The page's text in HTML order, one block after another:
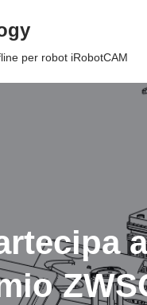
per robot iRobotCAM